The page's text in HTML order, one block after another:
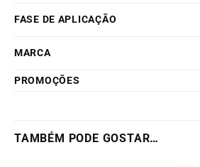
FASE DE APLICAÇÃO
MARCA
PROMOÇÕES
TAMBÉM PODE GOSTAR…